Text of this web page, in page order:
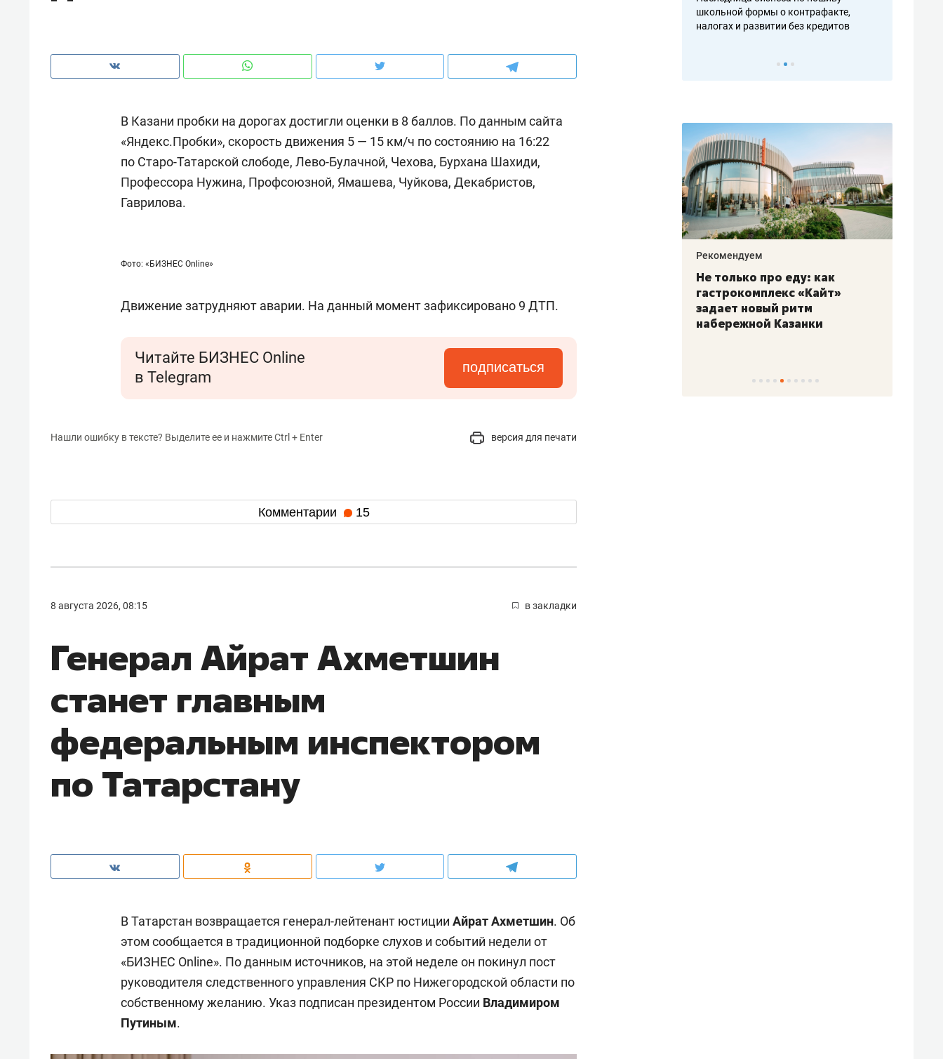
В Казани пробки на дорогах достигли оценки в 8 баллов. По данным сайта
«Яндекс.Пробки», скорость движения 5 — 15 км/ч по состоянию на 16:22
по Старо-Татарской слободе, Лево-Булачной, Чехова, Бурхана Шахиди,
Профессора Нужина, Профсоюзной, Ямашева, Чуйкова, Декабристов,
Гаврилова.
Фото: «БИЗНЕС Online»
Движение затрудняют аварии. На данный момент зафиксировано 9 ДТП.
Читайте БИЗНЕС Online
в Telegram
подписаться
Нашли ошибку в тексте? Выделите ее и нажмите Ctrl + Enter версия для печати
Комментарии 15
8 августа 2026, 08:15 в закладки
Генерал Айрат Ахметшин
станет главным
федеральным инспектором
по Татарстану
В Татарстан возвращается генерал-лейтенант юстиции Айрат Ахметшин. Об
этом сообщается в традиционной подборке слухов и событий недели от
«БИЗНЕС Online». По данным источников, на этой неделе он покинул пост
руководителя следственного управления СКР по Нижегородской области по
собственному желанию. Указ подписан президентом России Владимиром
Путиным.
школьной формы о контрафакте,
налогах и развитии без кредитов
с ментальным и физическим
в Менделеевске прошла
лечит подземные артерии
Рекомендуем
Не только про еду: как
гастрокомплекс «Кайт»
задает новый ритм
набережной Казанки